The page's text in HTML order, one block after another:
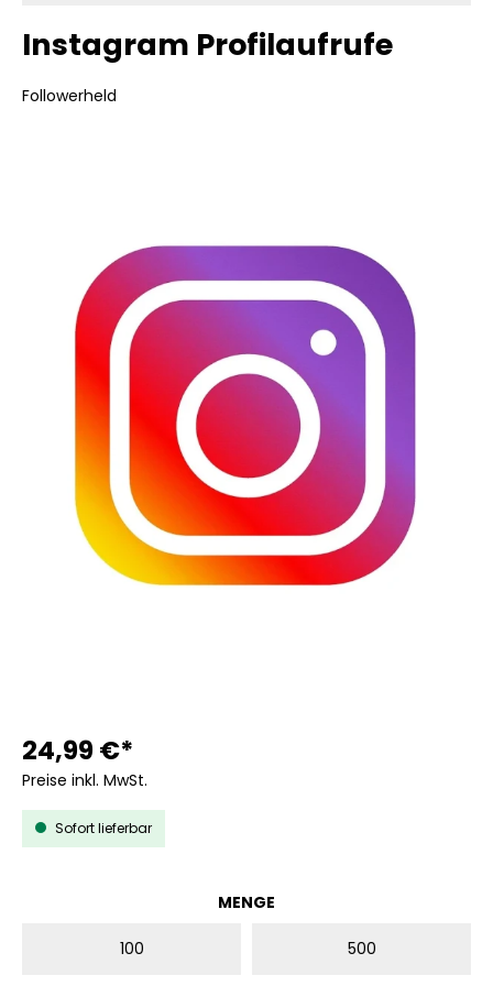
Instagram Profilaufrufe
Followerheld
24,99 €*
Preise inkl. MwSt.
Sofort lieferbar
MENGE
100 500